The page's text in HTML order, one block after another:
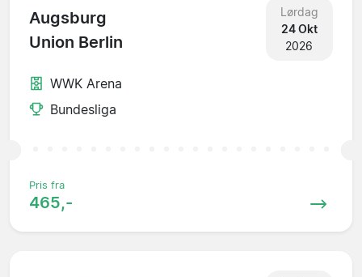
Augsburg
Union Berlin
Lørdag
24 Okt
2026
WWK Arena
Bundesliga
Pris fra
465,-